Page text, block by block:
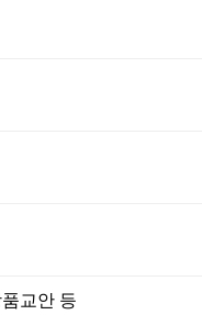
교안 등